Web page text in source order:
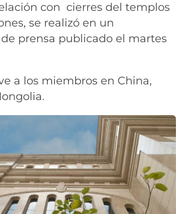
con cierres del templos
se realizó en un
prensa publicado el martes
a los miembros en China,